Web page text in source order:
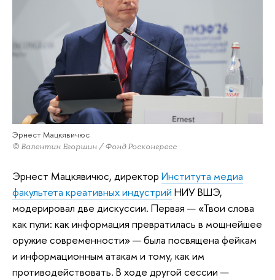
Эрнест Мацкявичюс
© Валентин Егоршин / Фонд Росконгресс
Эрнест Мацкявичюс, директор Института медиа
факультета креативных индустрий НИУ ВШЭ,
модерировал две дискуссии. Первая — «Твои слова
как пули: как информация превратилась в мощнейшее
оружие современности» — была посвящена фейкам
и информационным атакам и тому, как им
противодействовать. В ходе другой сессии —